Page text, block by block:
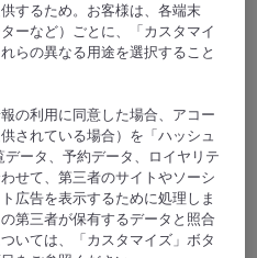
し
するため。お客様は、各端末
ーなど）ごとに、「カスタマイ
らの異なる用途を選択すること
の利用に同意した場合、アコー
されている場合）を「ハッシュ
ータ、予約データ、ロイヤリテ
せて、第三者のサイトやソーシ
広告を表示するために処理しま
第三者が保有するデータと照合
いては、「カスタマイズ」ボタ